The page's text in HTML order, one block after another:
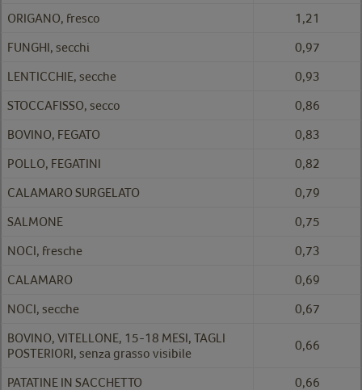
ORIGANO, fresco
1,21
FUNGHI, secchi
0,97
LENTICCHIE, secche
0,93
STOCCAFISSO, secco
0,86
BOVINO, FEGATO
0,83
POLLO, FEGATINI
0,82
CALAMARO SURGELATO
0,79
SALMONE
0,75
NOCI, fresche
0,73
CALAMARO
0,69
NOCI, secche
0,67
BOVINO, VITELLONE, 15-18 MESI, TAGLI
POSTERIORI, senza grasso visibile
0,66
PATATINE IN SACCHETTO
0,66